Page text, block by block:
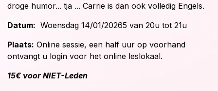
droge humor... tja ... Carrie is dan ook volledig Engels.
Datum: Woensdag 14/01/20265 van 20u tot 21u
Plaats: Online sessie, een half uur op voorhand
ontvangt u login voor het online leslokaal.
15€ voor NIET-Leden